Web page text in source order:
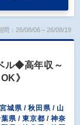
間：26/08/06～26/08/19
ル◆高年収～
》
城県 / 秋田県 / 山
県 / 東京都 / 神奈